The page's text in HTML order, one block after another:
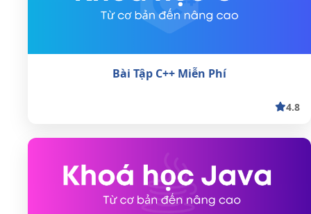
Bài Tập C++ Miễn Phí
4.8